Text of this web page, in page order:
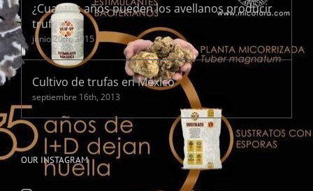
¿Cuantos años pueden los avellanos producir
trufas?
junio 20th, 2015
Cultivo de trufas en México
septiembre 16th, 2013
OUR INSTAGRAM